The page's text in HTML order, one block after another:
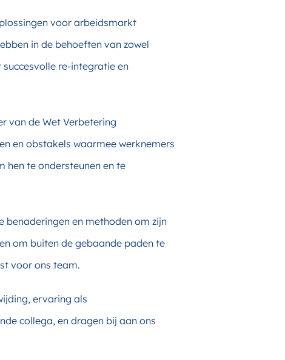
voor arbeidsmarkt
in de behoeften van zowel
re-integratie en
van de Wet Verbetering
en obstakels waarmee werknemers
hen te ondersteunen en te
benaderingen en methoden om zijn
om buiten de gebaande paden te
voor ons team.
ervaring als
collega, en dragen bij aan ons